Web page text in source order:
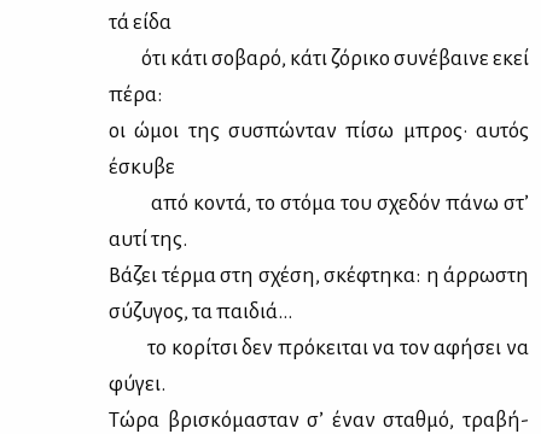
τά εί­δα
ότι κά­τι σο­βα­ρό, κά­τι ζό­ρι­κο συ­νέ­βαι­νε εκεί
πέ­ρα:
οι ώμοι της συ­σπώ­νταν πί­σω μπρος· αυ­τός
έσκυ­βε
από κο­ντά, το στό­μα του σχε­δόν πά­νω στ’
αυ­τί της.
Βά­ζει τέρ­μα στη σχέ­ση, σκέ­φτη­κα: η άρ­ρω­στη
σύ­ζυ­γος, τα παι­διά…
το κο­ρί­τσι δεν πρό­κει­ται να τον αφή­σει να
φύ­γει.
Τώ­ρα βρι­σκό­μα­σταν σ’ έναν σταθ­μό, τρα­βή­